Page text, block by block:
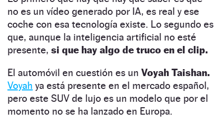
no es un vídeo generado por IA, es real y ese
coche con esa tecnología existe. Lo segundo es
que, aunque la inteligencia artificial no esté
presente, si que hay algo de truco en el clip.
El automóvil en cuestión es un Voyah Taishan.
Voyah ya está presente en el mercado español,
pero este SUV de lujo es un modelo que por el
momento no se ha lanzado en Europa.